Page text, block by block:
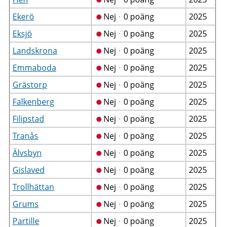
Ekerö
Nejᆞ0 poäng
2025
Eksjö
Nejᆞ0 poäng
2025
Landskrona
Nejᆞ0 poäng
2025
Emmaboda
Nejᆞ0 poäng
2025
Grästorp
Nejᆞ0 poäng
2025
Falkenberg
Nejᆞ0 poäng
2025
Filipstad
Nejᆞ0 poäng
2025
Tranås
Nejᆞ0 poäng
2025
Älvsbyn
Nejᆞ0 poäng
2025
Gislaved
Nejᆞ0 poäng
2025
Trollhättan
Nejᆞ0 poäng
2025
Grums
Nejᆞ0 poäng
2025
Partille
Nejᆞ0 poäng
2025